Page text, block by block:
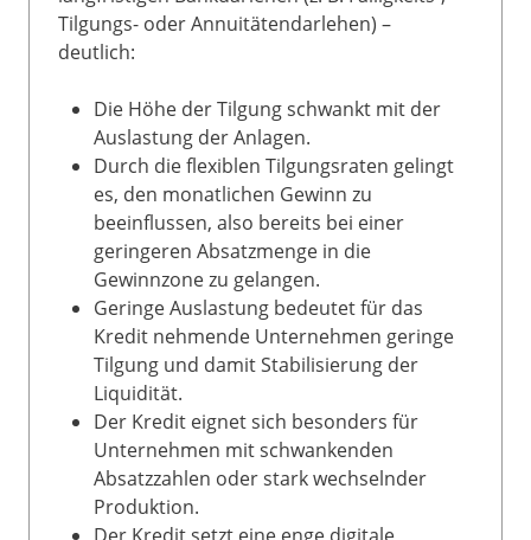
Tilgungs- oder Annuitätendarlehen) –
deutlich:
Die Höhe der Tilgung schwankt mit der
Auslastung der Anlagen.
Durch die flexiblen Tilgungsraten gelingt
es, den monatlichen Gewinn zu
beeinflussen, also bereits bei einer
geringeren Absatzmenge in die
Gewinnzone zu gelangen.
Geringe Auslastung bedeutet für das
Kredit nehmende Unternehmen geringe
Tilgung und damit Stabilisierung der
Liquidität.
Der Kredit eignet sich besonders für
Unternehmen mit schwankenden
Absatzzahlen oder stark wechselnder
Produktion.